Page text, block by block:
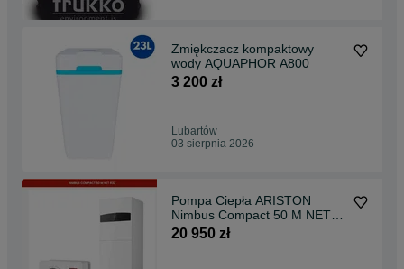
Zmiękczacz kompaktowy
wody AQUAPHOR A800
3 200 zł
Lubartów
03 sierpnia 2026
Pompa Ciepła ARISTON
Nimbus Compact 50 M NET
R32 - od ręki
20 950 zł